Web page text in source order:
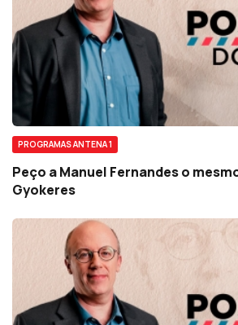
PROGRAMAS ANTENA 1
Peço a Manuel Fernandes o
Gyokeres